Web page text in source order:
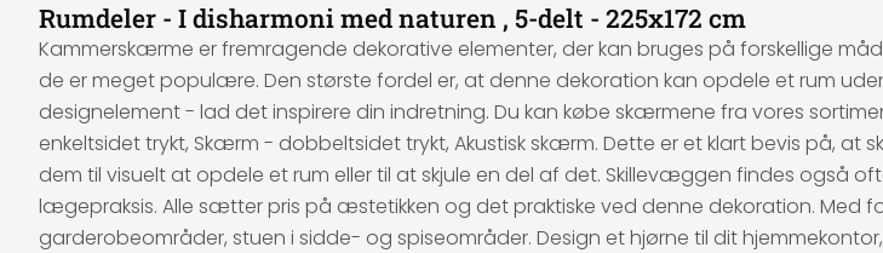
Rumdeler - I disharmoni med naturen , 5-delt - 225x172 cm
Kammerskærme er fremragende dekorative elementer, der kan bruges på forskellige
de er meget populære. Den største fordel er, at denne dekoration kan opdele et rum
designelement - lad det inspirere din indretning. Du kan købe skærmene fra vores
enkeltsidet trykt, Skærm - dobbeltsidet trykt, Akustisk skærm. Dette er et klart bevis på,
dem til visuelt at opdele et rum eller til at skjule en del af det. Skillevæggen findes også
lægepraksis. Alle sætter pris på æstetikken og det praktiske ved denne dekoration.
garderobeområder, stuen i sidde- og spiseområder. Design et hjørne til dit